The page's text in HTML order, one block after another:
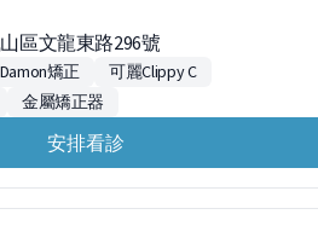
區文龍東路296號
矯正
可麗Clippy C
金屬矯正器
安排看診